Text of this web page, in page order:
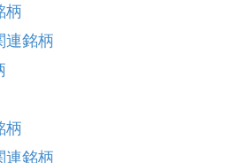
柄
連銘柄
柄
連銘柄